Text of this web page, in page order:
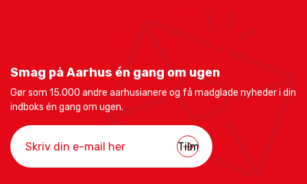
Smag på Aarhus én gang om ugen
Gør som 15.000 andre aarhusianere og få madglade nyheder i din
indboks én gang om ugen.